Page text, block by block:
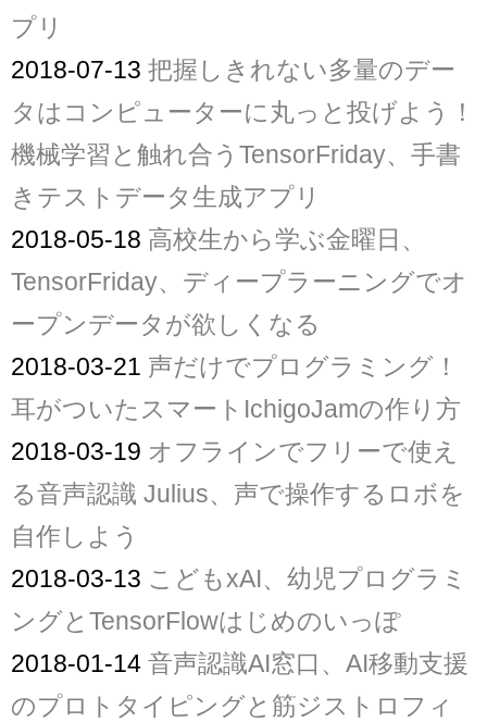
プリ
2018-07-13 把握しきれない多量のデー
タはコンピューターに丸っと投げよう！
機械学習と触れ合うTensorFriday、手書
きテストデータ生成アプリ
2018-05-18 高校生から学ぶ金曜日、
TensorFriday、ディープラーニングでオ
ープンデータが欲しくなる
2018-03-21 声だけでプログラミング！
耳がついたスマートIchigoJamの作り方
2018-03-19 オフラインでフリーで使え
る音声認識 Julius、声で操作するロボを
自作しよう
2018-03-13 こどもxAI、幼児プログラミ
ングとTensorFlowはじめのいっぽ
2018-01-14 音声認識AI窓口、AI移動支援
のプロトタイピングと筋ジストロフィ